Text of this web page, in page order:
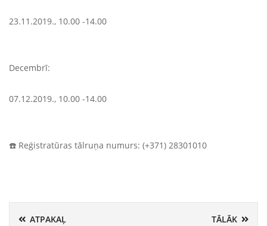
23.11.2019., 10.00 -14.00
Decembrī:
07.12.2019., 10.00 -14.00
☎️ Reģistratūras tālruņa numurs: (+371) 28301010
ATPAKAĻ TĀLĀK